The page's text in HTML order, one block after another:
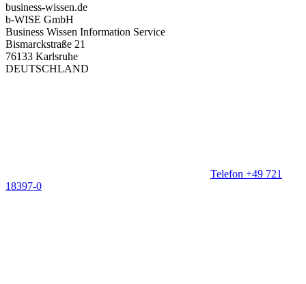
business-wissen.de
b-WISE GmbH
Business Wissen Information Service
Bismarckstraße 21
76133 Karlsruhe
DEUTSCHLAND
Telefon +49 721
18397-0